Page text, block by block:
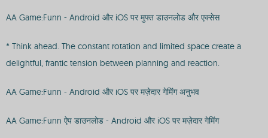
AA Game:Funn - Android और iOS पर मुफ्त डाउनलोड और एक्सेस
* Think ahead. The constant rotation and limited space create a
delightful, frantic tension between planning and reaction.
AA Game:Funn - Android और iOS पर मज़ेदार गेमिंग अनुभव
AA Game:Funn ऐप डाउनलोड - Android और iOS पर मज़ेदार गेमिंग